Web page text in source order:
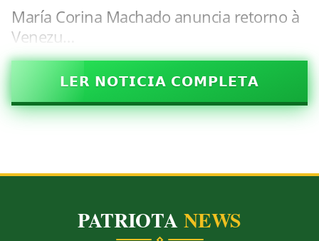
María Corina Machado anuncia retorno à
Venezu…
𝗟𝗘𝗥 𝗡𝗢𝗧𝗜𝗖𝗜𝗔 𝗖𝗢𝗠𝗣𝗟𝗘𝗧𝗔
PATRIOTANEWS